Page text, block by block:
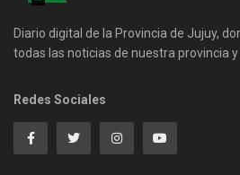
Diario digital de la Provincia de Jujuy,
todas las noticias de nuestra provincia
Redes Sociales